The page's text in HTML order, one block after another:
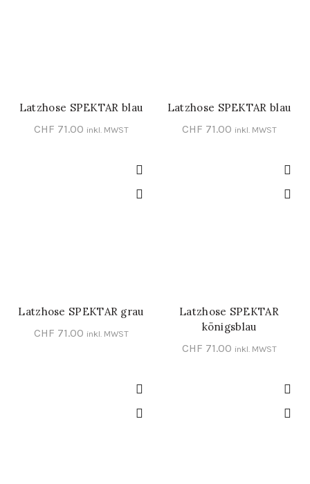
SCHNELL-EINKAUF
Latzhose SPEKTAR blau
CHF 71.00 inkl. MWST
IN DEN WARENKORB
Latzhose SPEKTAR blau
CHF 71.00 inkl. MWST
SCHNELL-EINKAUF
Latzhose SPEKTAR grau
CHF 71.00 inkl. MWST
SCHNELL-EINKAUF
Latzhose SPEKTAR
königsblau
CHF 71.00 inkl. MWST